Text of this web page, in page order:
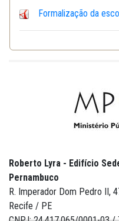
Formalização da
Roberto Lyra - Edifício
Pernambuco
R. Imperador Dom Pedro II,
Recife / PE